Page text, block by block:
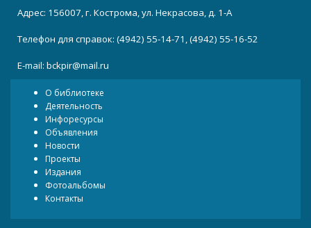
Адрес: 156007, г. Кострома, ул. Некрасова, д. 1-А
Телефон для справок: (4942) 55-14-71, (4942) 55-16-52
E-mail: bckpir@mail.ru
О библиотеке
Деятельность
Инфоресурсы
Объявления
Новости
Проекты
Издания
Фотоальбомы
Контакты